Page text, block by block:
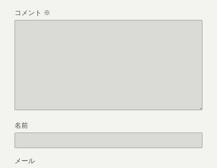
コメント ※
名前
メール